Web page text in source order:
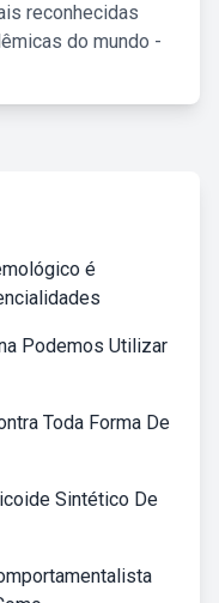
reconhecidas
do mundo -
é
Podemos Utilizar
Toda Forma De
Sintético De